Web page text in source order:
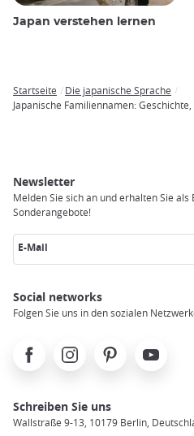
Japan verstehen lernen
Breadcrumb
Startseite
Die japanische Sprache
Japanische Familiennamen:
Newsletter
Melden Sie sich an und erhalten Sie
Sonderangebote!
E-Mail
Social networks
Folgen Sie uns in den sozialen
FacebookInstagramPinterest Youtube
Schreiben Sie uns
Wallstraße 9-13, 10179 Berlin,